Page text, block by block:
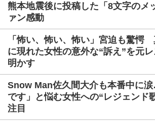
熊本地震後に投稿した「8文字のメ
ァン感動
「怖い、怖い、怖い」宮迫も驚愕
に現れた女性の意外な“訴え”を元
明かす
Snow Man佐久間大介も本番中に
です」と悩む女性への“レジェンド
注目